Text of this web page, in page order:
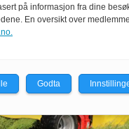
på informasjon fra dine
En oversikt over
Godta